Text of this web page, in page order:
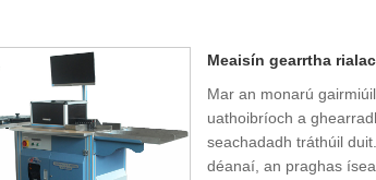
Meaisín gearrtha
Mar an monarú
uathoibríoch a
seachadadh tráthúil
déanaí, an praghas